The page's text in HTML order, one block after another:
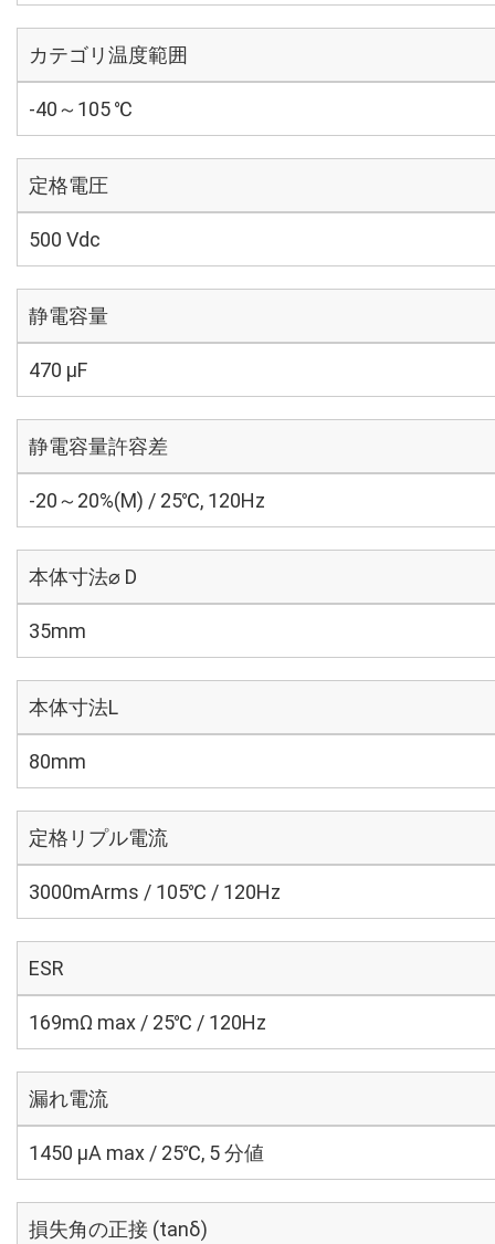
カテゴリ温度範囲
-40～105 ℃
定格電圧
500 Vdc
静電容量
470 µF
静電容量許容差
-20～20%(M) / 25℃, 120Hz
本体寸法⌀ D
35mm
本体寸法L
80mm
定格リプル電流
3000mArms / 105℃ / 120Hz
ESR
169mΩ max / 25℃ / 120Hz
漏れ電流
1450 μA max / 25℃, 5 分値
損失角の正接 (tanδ)